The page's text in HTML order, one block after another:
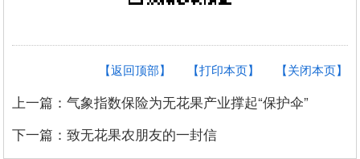
【关闭本页】
【打印本页】
【返回顶部】
上一篇：气象指数保险为无花果产业撑起“保护伞”
下一篇：致无花果农朋友的一封信